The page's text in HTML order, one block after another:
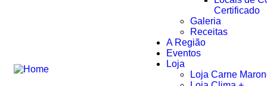
Certificado
Galeria
Receitas
A Região
Eventos
Loja
Loja Carne